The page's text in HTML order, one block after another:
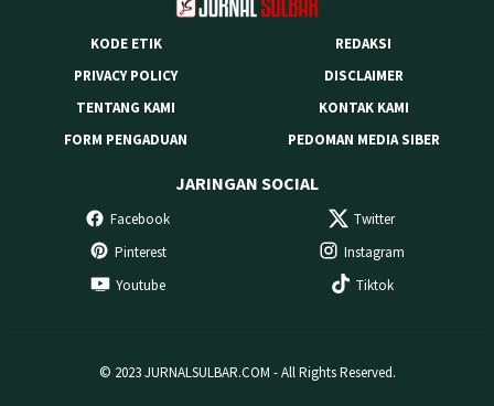
KODE ETIK
REDAKSI
PRIVACY POLICY
DISCLAIMER
TENTANG KAMI
KONTAK KAMI
FORM PENGADUAN
PEDOMAN MEDIA SIBER
JARINGAN SOCIAL
Facebook
Twitter
Pinterest
Instagram
Youtube
Tiktok
© 2023 JURNALSULBAR.COM - All Rights Reserved.